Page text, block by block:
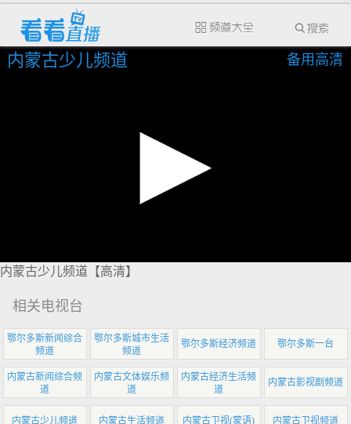
内蒙古少儿频道 备用高清
内蒙古少儿频道【高清】
相关电视台
鄂尔多斯新闻综合
频道
鄂尔多斯城市生活
频道
鄂尔多斯经济频道 鄂尔多斯一台
内蒙古新闻综合频
道
内蒙古文体娱乐频
道
内蒙古经济生活频
道
内蒙古影视剧频道
内蒙古少儿频道 内蒙古生活频道 内蒙古卫视(蒙语) 内蒙古卫视频道